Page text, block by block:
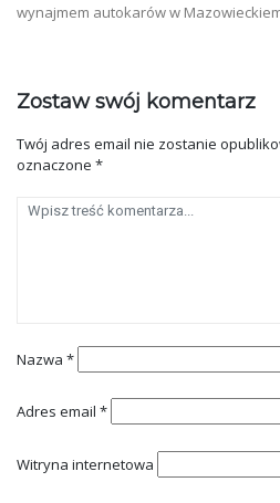
wynajmem autokarów w
Zostaw swój komentarz
Twój adres email nie zostanie
oznaczone *
Nazwa *
Adres email *
Witryna internetowa